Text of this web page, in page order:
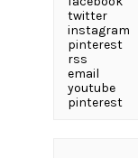
twitter
instagram
pinterest
rss
email
youtube
pinterest